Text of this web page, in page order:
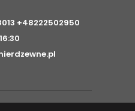
+48222502950